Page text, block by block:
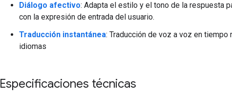
Diálogo afectivo: Adapta el estilo y el tono de la respuesta
con la expresión de entrada del usuario.
Traducción instantánea: Traducción de voz a voz en tiempo
idiomas
Especificaciones técnicas